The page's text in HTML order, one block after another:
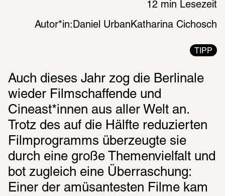
12 min Lesezeit
Autor*in: Daniel Urban Katharina Cichosch
TIPP
Auch dieses Jahr zog die Berlinale
wieder Filmschaffende und
Cineast*innen aus aller Welt an.
Trotz des auf die Hälfte reduzierten
Filmprogramms überzeugte sie
durch eine große Themenvielfalt und
bot zugleich eine Überraschung:
Einer der amüsantesten Filme kam